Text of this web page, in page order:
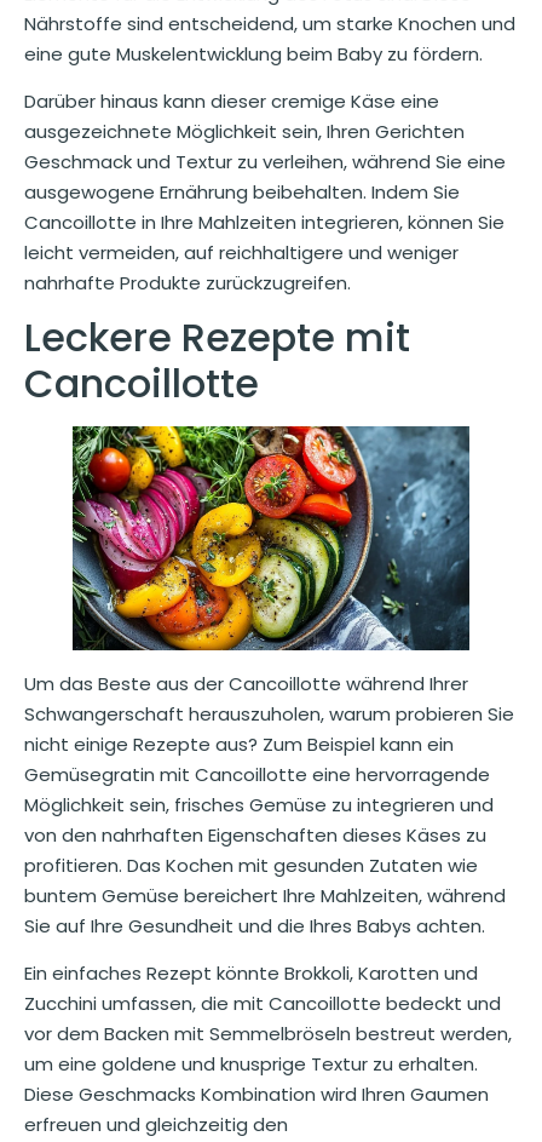
Nährstoffe sind entscheidend, um starke Knochen und
eine gute Muskelentwicklung beim Baby zu fördern.
Darüber hinaus kann dieser cremige Käse eine
ausgezeichnete Möglichkeit sein, Ihren Gerichten
Geschmack und Textur zu verleihen, während Sie eine
ausgewogene Ernährung beibehalten. Indem Sie
Cancoillotte in Ihre Mahlzeiten integrieren, können Sie
leicht vermeiden, auf reichhaltigere und weniger
nahrhafte Produkte zurückzugreifen.
Leckere Rezepte mit
Cancoillotte
Um das Beste aus der Cancoillotte während Ihrer
Schwangerschaft herauszuholen, warum probieren Sie
nicht einige Rezepte aus? Zum Beispiel kann ein
Gemüsegratin mit Cancoillotte eine hervorragende
Möglichkeit sein, frisches Gemüse zu integrieren und
von den nahrhaften Eigenschaften dieses Käses zu
profitieren. Das Kochen mit gesunden Zutaten wie
buntem Gemüse bereichert Ihre Mahlzeiten, während
Sie auf Ihre Gesundheit und die Ihres Babys achten.
Ein einfaches Rezept könnte Brokkoli, Karotten und
Zucchini umfassen, die mit Cancoillotte bedeckt und
vor dem Backen mit Semmelbröseln bestreut werden,
um eine goldene und knusprige Textur zu erhalten.
Diese Geschmacks Kombination wird Ihren Gaumen
erfreuen und gleichzeitig den